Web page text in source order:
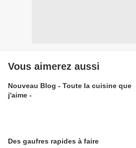
Vous aimerez aussi
Nouveau Blog - Toute la cuisine que
j'aime -
Des gaufres rapides à faire